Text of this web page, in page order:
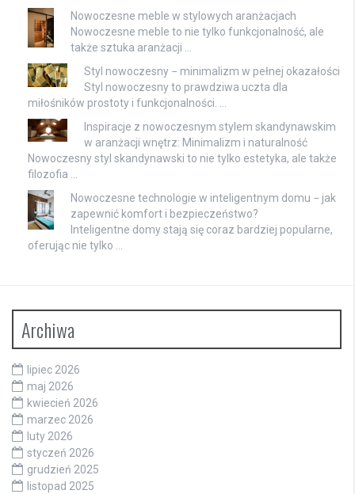
Nowoczesne meble w stylowych aranżacjach
Nowoczesne meble to nie tylko funkcjonalność, ale
także sztuka aranżacji …
Styl nowoczesny − minimalizm w pełnej okazałości
Styl nowoczesny to prawdziwa uczta dla
miłośników prostoty i funkcjonalności. …
Inspiracje z nowoczesnym stylem skandynawskim
w aranżacji wnętrz: Minimalizm i naturalność
Nowoczesny styl skandynawski to nie tylko estetyka, ale także
filozofia …
Nowoczesne technologie w inteligentnym domu − jak
zapewnić komfort i bezpieczeństwo?
Inteligentne domy stają się coraz bardziej popularne,
oferując nie tylko …
Archiwa
lipiec 2026
maj 2026
kwiecień 2026
marzec 2026
luty 2026
styczeń 2026
grudzień 2025
listopad 2025